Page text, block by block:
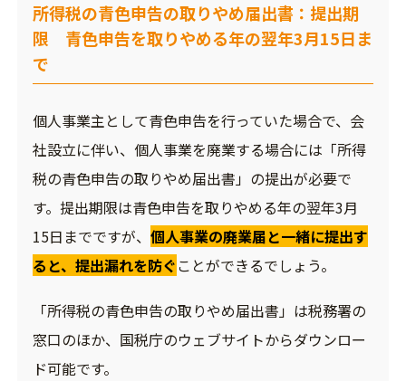
所得税の青色申告の取りやめ届出書：提出期
限 青色申告を取りやめる年の翌年3月15日ま
で
個人事業主として青色申告を行っていた場合で、会
社設立に伴い、個人事業を廃業する場合には「所得
税の青色申告の取りやめ届出書」の提出が必要で
す。提出期限は青色申告を取りやめる年の翌年3月
15日までですが、 個人事業の廃業届と一緒に提出す
ると、提出漏れを防ぐことができるでしょう。
「所得税の青色申告の取りやめ届出書」は税務署の
窓口のほか、国税庁のウェブサイトからダウンロー
ド可能です。